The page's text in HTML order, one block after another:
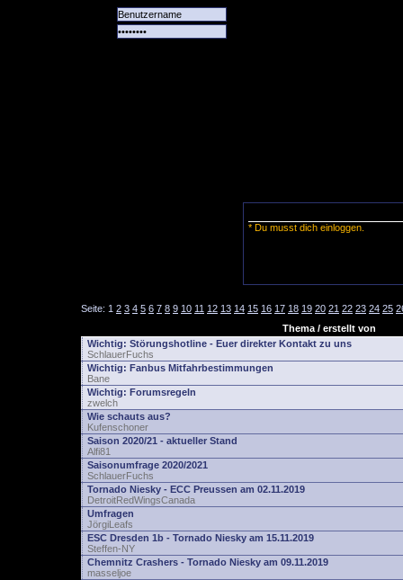
* Du musst dich einloggen.
Seite: 1 2 3 4 5 6 7 8 9 10 11 12 13 14 15 16 17 18 19 20 21 22 23 24 25
Thema / erstellt von
Wichtig: Störungshotline - Euer direkter Kontakt zu uns
SchlauerFuchs
Wichtig: Fanbus Mitfahrbestimmungen
Bane
Wichtig: Forumsregeln
zwelch
Wie schauts aus?
Kufenschoner
Saison 2020/21 - aktueller Stand
Alfi81
Saisonumfrage 2020/2021
SchlauerFuchs
Tornado Niesky - ECC Preussen am 02.11.2019
DetroitRedWingsCanada
Umfragen
JörgiLeafs
ESC Dresden 1b - Tornado Niesky am 15.11.2019
Steffen-NY
Chemnitz Crashers - Tornado Niesky am 09.11.2019
masseljoe